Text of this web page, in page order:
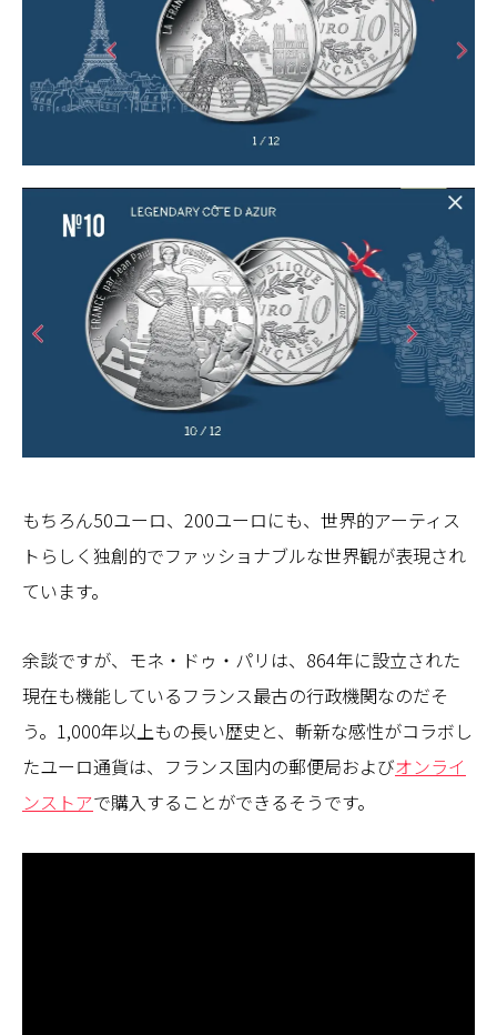
もちろん50ユーロ、200ユーロにも、世界的アーティス
トらしく独創的でファッショナブルな世界観が表現され
ています。
余談ですが、モネ・ドゥ・パリは、864年に設立された
現在も機能しているフランス最古の行政機関なのだそ
う。1,000年以上もの長い歴史と、斬新な感性がコラボし
たユーロ通貨は、フランス国内の郵便局およびオンライ
ンストアで購入することができるそうです。